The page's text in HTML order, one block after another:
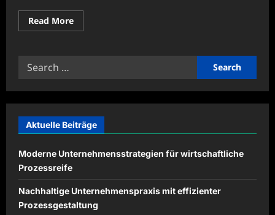
Read MoreRead
more
Search
Aktuelle Beiträge
Moderne Unternehmensstrategien für wirtschaftliche
Prozessreife
Nachhaltige Unternehmenspraxis mit effizienter
Prozessgestaltung